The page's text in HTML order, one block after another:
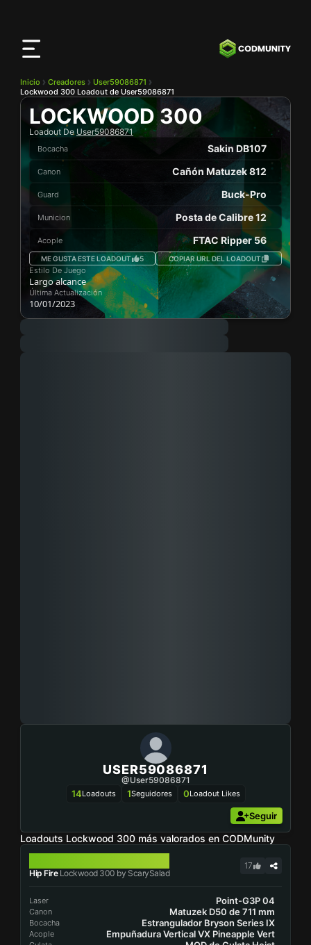
Inicio Creadores
User59086871
Lockwood 300 Loadout de User59086871
LOCKWOOD 300
Loadout De User59086871
Bocacha Sakin DB107
Canon Cañón Matuzek 812
Guard Buck-Pro
Municion Posta de Calibre 12
Acople FTAC Ripper 56
ME GUSTA ESTE LOADOUT 5 COPIAR URL DEL LOADOUT
Estilo De Juego
Largo alcance
Última Actualización
10/01/2023
USER59086871
@user59086871
14Loadouts 1Seguidores 0Loadout Likes
Seguir
Loadouts Lockwood 300 más valorados en CODMunity
Hip FireLockwood 300 by ScarySalad
17
Laser Point-G3P 04
Canon Matuzek D50 de 711 mm
Bocacha Estrangulador Bryson Series IX
Acople Empuñadura Vertical VX Pineapple Vert